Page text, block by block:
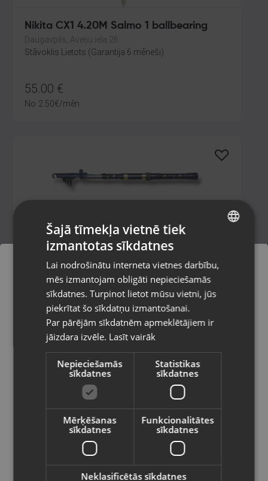
Nikita CX1 4.20M Salmo 1 ballbearing
Daugavpils, Aveņu iela 26
Stāvoklis Lietots (Garantija 6 mēneši)
55.00 €
No 2.50€/mēn.
Golden Lady 2406
Aizkraukle, Spīdolas iela 17
Stāvoklis Jauns (Garantija 24 mēneši)
10.00€
Crocodile 300, C.W.30-60g
Pasūtījumi tiks piegādāti uz
izvēlēto valsti
Vietnes saturs būs attēlots izvēlētajā
valodā
Valsts
Latviešu / Latvian
RUSSIAN
Šajā tīmekļa vietnē tiek
izmantotas sīkdatnes
Lai nodrošinātu interneta vietnes darbību,
mēs izmantojam obligāti nepieciešamās
sīkdatnes. Turpinot lietot mūsu vietni, jūs
piekrītat šo sīkdatņu izmantošanai.
Par pārējām sīkdatnēm apmeklētājiem ir
jāizdara izvēle. Lasīt vairāk
Nepieciešamās
sīkdatnes
Statistikas
sīkdatnes
Mērķēšanas
sīkdatnes
Funkcionalitātes
sīkdatnes
Neklasificētās sīkdatnes